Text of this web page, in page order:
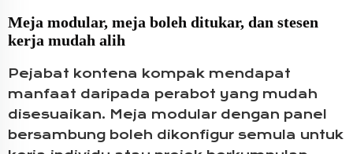
Meja modular, meja boleh ditukar, dan stesen
kerja mudah alih
Pejabat kontena kompak mendapat
manfaat daripada perabot yang mudah
disesuaikan. Meja modular dengan panel
bersambung boleh dikonfigur semula untuk